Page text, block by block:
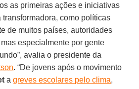
as primeiras ações e iniciativas
transformadora, como políticas
de muitos países, autoridades
especialmente por gente
avalia o presidente da
. “De jovens após o movimento
agreves escolares pelo clima,